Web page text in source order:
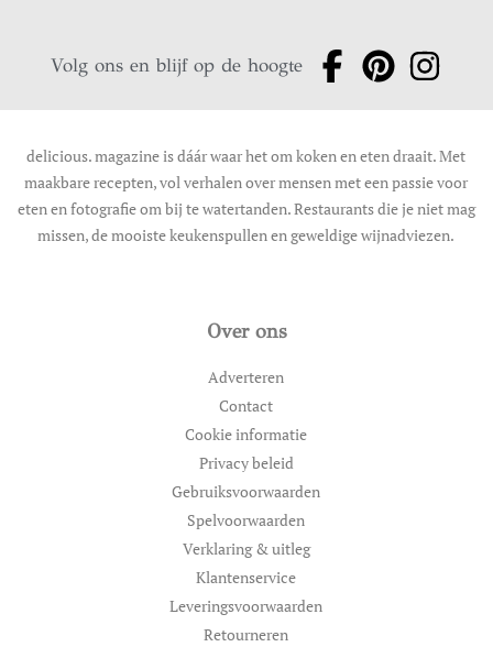
Volg ons en blijf op de hoogte
delicious. magazine is dáár waar het om koken en eten draait. Met
maakbare recepten, vol verhalen over mensen met een passie voor
eten en fotografie om bij te watertanden. Restaurants die je niet mag
missen, de mooiste keukenspullen en geweldige wijnadviezen.
Over ons
Adverteren
Contact
Cookie informatie
Privacy beleid
Gebruiksvoorwaarden
Spelvoorwaarden
Verklaring & uitleg
Klantenservice
Leveringsvoorwaarden
Retourneren